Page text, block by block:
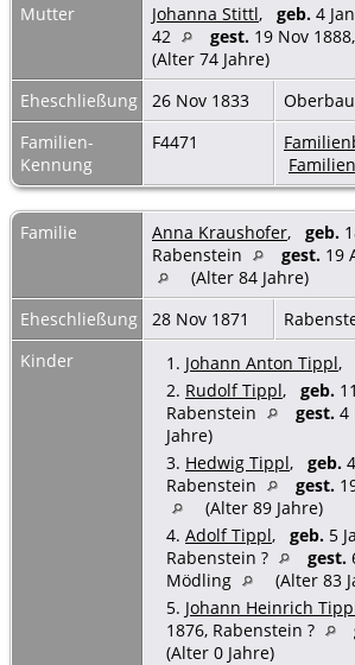
Mutter
Johanna Stittl, geb. 4
42
gest. 19 Nov
(Alter 74 Jahre)
Eheschließung
26 Nov 1833
Familien-
Kennung
F4471
Familie Anna Kraushofer, geb.
Rabenstein
gest. 19
(Alter 84 Jahre)
Eheschließung
28 Nov 1871
Kinder
1. Johann Anton Tippl,
2. Rudolf Tippl, geb.
Rabenstein
gest. 4
Jahre)
3. Hedwig Tippl, geb.
Rabenstein
gest.
(Alter 89 Jahre)
4. Adolf Tippl, geb. 5
Rabenstein ?
gest.
Mödling
(Alter 83
5. Johann Heinrich
1876, Rabenstein ?
(Alter 0 Jahre)